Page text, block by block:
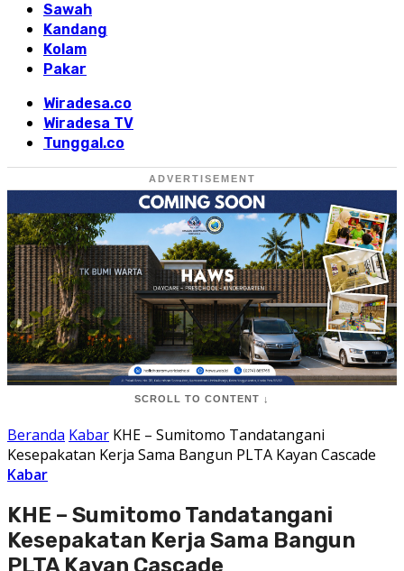
Sawah
Kandang
Kolam
Pakar
Wiradesa.co
Wiradesa TV
Tunggal.co
ADVERTISEMENT
SCROLL TO CONTENT ↓
Beranda Kabar KHE – Sumitomo Tandatangani
Kesepakatan Kerja Sama Bangun PLTA Kayan Cascade
Kabar
KHE – Sumitomo Tandatangani
Kesepakatan Kerja Sama Bangun
PLTA Kayan Cascade